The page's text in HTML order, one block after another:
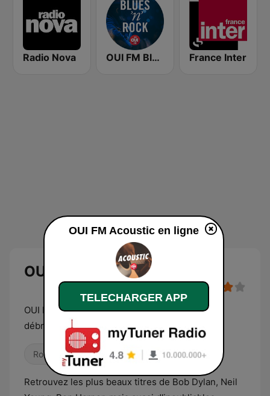
Radio Nova OUI FM Blues'N'Rock France Inter
OUI FM Acoustic
OUI FM Acoustic réunit le meilleur du rock
débranché pour vous !
Rock
Retrouvez les plus beaux titres de Bob Dylan, Neil
OUI FM Acoustic en ligne
TELECHARGER APP